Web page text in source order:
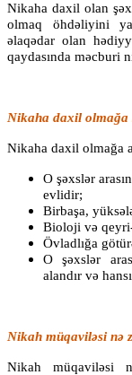
Nikaha daxil olan
olmaq öhdəliyini
əlaqədar olan
qaydasında məcburi
Nikaha daxil olmağa
Nikaha daxil olmağa
O şəxslər
evlidir;
Birbaşa,
Bioloji və qeyri-
Övladlığa
O şəxslər
alandır və
Nikah müqaviləsi nə
Nikah müqaviləsi